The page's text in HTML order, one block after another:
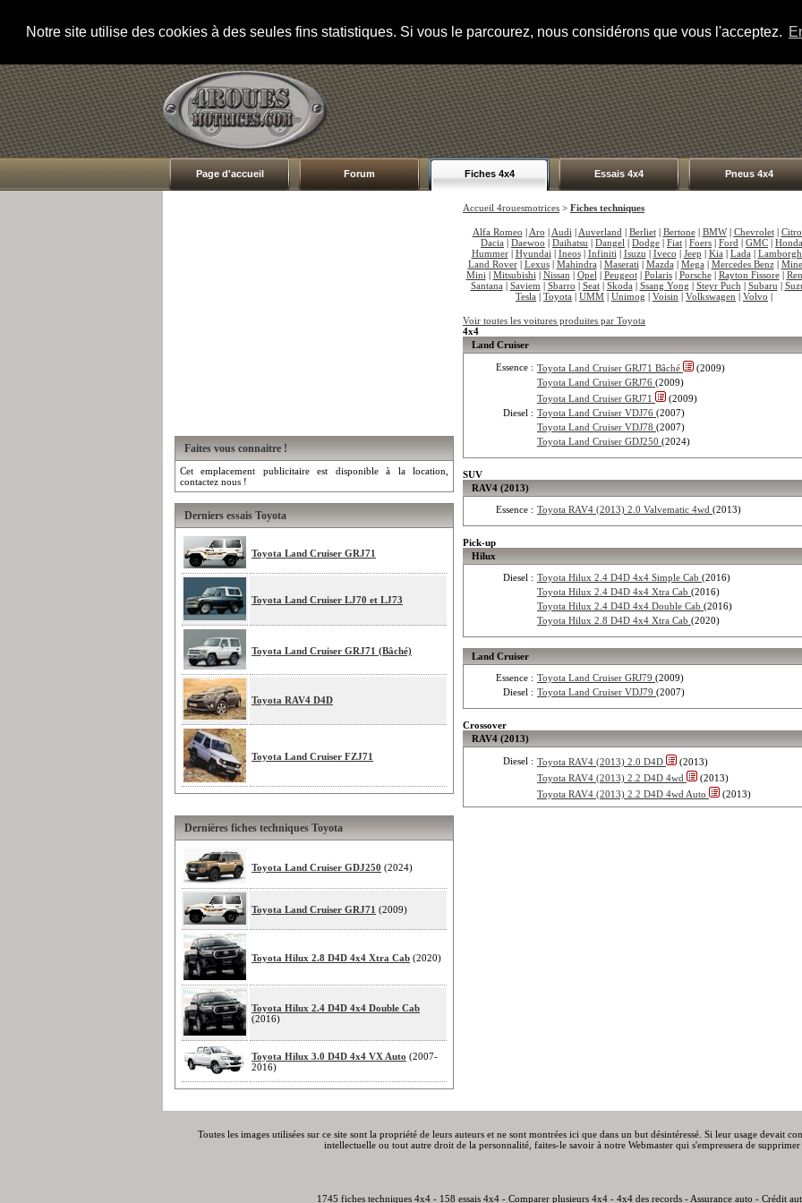
Notre site utilise des cookies à des seules fins statistiques. Si vous le parcourez, nous considérons que vous l'acceptez.
Page d'accueil Forum Fiches 4x4 Essais 4x4 Pneus 4x4
Faites vous connaitre !
Cet emplacement publicitaire est disponible à la location,
contactez nous !
Derniers essais Toyota
Toyota Land Cruiser GRJ71
Toyota Land Cruiser LJ70 et LJ73
Toyota Land Cruiser GRJ71 (Bâché)
Toyota RAV4 D4D
Toyota Land Cruiser FZJ71
Dernières fiches techniques Toyota
Toyota Land Cruiser GDJ250 (2024)
Toyota Land Cruiser GRJ71 (2009)
Toyota Hilux 2.8 D4D 4x4 Xtra Cab (2020)
Toyota Hilux 2.4 D4D 4x4 Double Cab
(2016)
Toyota Hilux 3.0 D4D 4x4 VX Auto (2007-
2016)
Accueil 4rouesmotrices > Fiches techniques
Alfa Romeo | Aro | Audi | Auverland | Berliet| Bertone| BMW| Chevrolet|
Dacia | Daewoo | Daihatsu | Dangel | Dodge | Fiat | Foers | Ford | GMC | Honda
Hummer| Hyundai | Ineos| Infiniti | Isuzu | Iveco | Jeep | Kia | Lada |
Land Rover| Lexus| Mahindra | Maserati | Mazda | Mega | Mercedes Benz|
Mini | Mitsubishi | Nissan | Opel | Peugeot| Polaris| Porsche| Rayton Fissore|
Santana | Saviem | Sbarro | Seat| Skoda | Ssang Yong | Steyr Puch | Subaru |
Tesla | Toyota | UMM | Unimog | Voisin | Volkswagen | Volvo |
Voir toutes les voitures produites par Toyota
4x4
Land Cruiser
Essence : Toyota Land Cruiser GRJ71 Bâché
(2009)
Toyota Land Cruiser GRJ76 (2009)
Toyota Land Cruiser GRJ71
(2009)
Diesel : Toyota Land Cruiser VDJ76 (2007)
Toyota Land Cruiser VDJ78 (2007)
Toyota Land Cruiser GDJ250 (2024)
SUV
RAV4 (2013)
Essence : Toyota RAV4 (2013) 2.0 Valvematic 4wd (2013)
Pick-up
Hilux
Diesel : Toyota Hilux 2.4 D4D 4x4 Simple Cab (2016)
Toyota Hilux 2.4 D4D 4x4 Xtra Cab (2016)
Toyota Hilux 2.4 D4D 4x4 Double Cab (2016)
Toyota Hilux 2.8 D4D 4x4 Xtra Cab (2020)
Land Cruiser
Essence : Toyota Land Cruiser GRJ79 (2009)
Diesel : Toyota Land Cruiser VDJ79 (2007)
Crossover
RAV4 (2013)
Diesel : Toyota RAV4 (2013) 2.0 D4D
(2013)
Toyota RAV4 (2013) 2.2 D4D 4wd
(2013)
Toyota RAV4 (2013) 2.2 D4D 4wd Auto
(2013)
Toutes les images utilisées sur ce site sont la propriété de leurs auteurs et ne sont montrées ici que dans un but désintéressé. Si leur usage devait
intellectuelle ou tout autre droit de la personnalité, faites-le savoir à notre Webmaster qui s'empressera de
1745 fiches techniques 4x4 - 158 essais 4x4 - Comparer plusieurs 4x4 - 4x4 des records - Assurance auto - Crédit